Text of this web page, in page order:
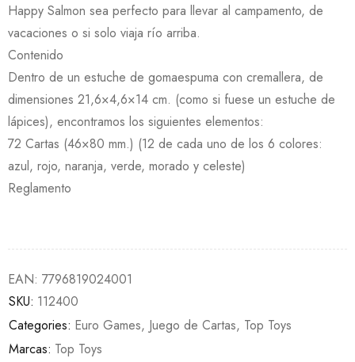
Happy Salmon sea perfecto para llevar al campamento, de
vacaciones o si solo viaja río arriba.
Contenido
Dentro de un estuche de gomaespuma con cremallera, de
dimensiones 21,6×4,6×14 cm. (como si fuese un estuche de
lápices), encontramos los siguientes elementos:
72 Cartas (46×80 mm.) (12 de cada uno de los 6 colores:
azul, rojo, naranja, verde, morado y celeste)
Reglamento
EAN: 7796819024001
SKU: 112400
Categories: Euro Games, Juego de Cartas, Top Toys
Marcas: Top Toys